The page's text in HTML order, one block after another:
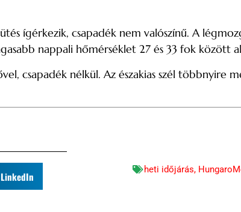
ígérkezik, csapadék nem valószínű. A
nappali hőmérséklet 27 és 33 fok között
csapadék nélkül. Az északias szél többnyire
LinkedIn
heti időjárás,